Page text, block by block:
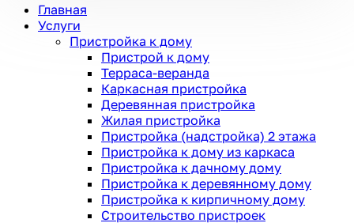
Главная
Услуги
Пристройка к дому
Пристрой к дому
Терраса-веранда
Каркасная пристройка
Деревянная пристройка
Жилая пристройка
Пристройка (надстройка) 2 этажа
Пристройка к дому из каркаса
Пристройка к дачному дому
Пристройка к деревянному дому
Пристройка к кирпичному дому
Строительство пристроек